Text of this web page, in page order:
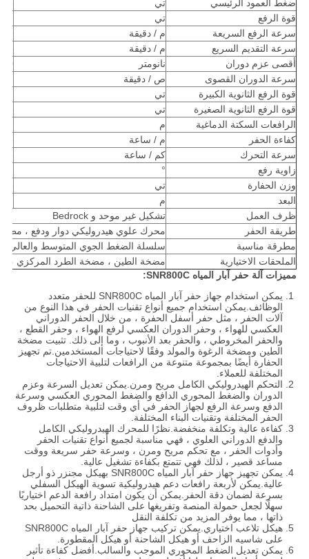
ضغط العمود الرئيسي
تي
قوة الرفع
تي
سرعة الرفع السريعة
م / دقيقة
سرعة التقديم السريع
م / دقيقة
أقصى عزم دوران
نانومتر
سرعة الدوران القصوى
ص / دقيقة
قوة الرفع الثانوية الكبيرة
تي
قوة الرفع الثانوية الصغيرة
تي
الرافعات السكتة الدماغية
م
كفاءة الحفر
م / ساعة
سرعة التحرك
كم / ساعة
زاوية رفع
°
وزن الحفارة
تي
البعد
م
ظرف العمل
تشكيل غير موحد و Bedrock
طريقة الحفر
محرك علوي هيدروليكي دوار ودفع ،
مطرقة مناسبة
سلسلة الضغط الجوي المتوسط ​​والعالي
الملحقات الاختيارية
مضخة الطين ، مضخة الطرد المركزي ،
مميزات آلة حفر آبار المياه SNR800C:
يمكن استخدام جهاز حفر آبار المياه SNR800C للحفر متعدد
الوظائف.يمكن استخدام جميع أنواع تقنيات الحفر في هذا النوع من
آلات الحفر ، مثل حفر أسفل الحفرة ، من خلال الحفر الدوراني
العكسي للهواء ، وحفر الدوران العكسي لرفع الهواء ، وحفر القطع ،
والحفر المخروطي ، والحفر بعد الأنبوب ، وما إلى ذلك. تثبيت مضخة
الطين ومضخة الرغوة والمولد وفقًا لاحتياجات المستخدمين.تم تجهيز
الحفارة أيضًا بمجموعة متنوعة من الرافعات لتلبية الاحتياجات
المختلفة للعملاء.
التحكم الهيدروليكي الكامل مريح ومرن.يمكن تعديل السرعة وعزم
الدوران والضغط المحوري الدافع والضغط المحوري العكسي وسرعة
الدفع وسرعة الرفع لجهاز الحفر في أي وقت لتلبية متطلبات ظروف
الحفر المختلفة وتقنيات البناء المختلفة.
كفاءة عالية وتكلفة منخفضة.نظرًا للمحرك الهيدروليكي الكامل
والدفع الدوراني العلوي ، فهي مناسبة لجميع أنواع تقنيات الحفر
وأدوات الحفر ، مع تحكم مريح ومرن ، وسرعة حفر سريعة ووقت
مساعد قصير ، لذلك فهي تتمتع بكفاءة تشغيل عالية.
يمكن تجهيز جهاز حفر آبار المياه SNR800C بهيكل مجنزر ذو أرجل
عالية.يمكن لأربعة رافعات دعم هيدروليكية تسوية الهيكل السفلي
بسرعة لضمان دقة الحفر.يمكن أن يكون امتداد رافعة الدعم اختياريًا
سهلًا لجعل حمولة المنصة وتفريغها على الشاحنة ذاتية التحميل بحد
ذاتها ، مما يوفر المزيد من تكلفة النقل
هيكل تلاعب اختياري.يمكن تركيب جهاز حفر آبار المياه SNR800C
على شاسيه الزاحف أو هيكل الشاحنة أو هيكل المقطورة.
يمكن تعديل الضغط المحوري الموجب والسالب.أفضل كفاءة تأثير